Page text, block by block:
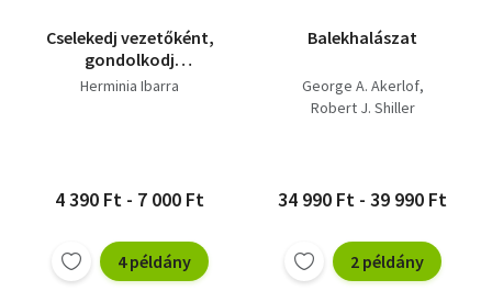
Cselekedj vezetőként,
gondolkodj
vezetőként
Herminia Ibarra
4 390 Ft - 7 000 Ft
4 példány
Balekhalászat
George A. Akerlof
Robert J. Shiller
34 990 Ft - 39 990 Ft
2 példány